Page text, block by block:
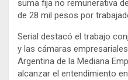
suma fija no remunerativa
de 28 mil pesos por
Serial destacó el trabajo
y las cámaras
Argentina de la Mediana
alcanzar el entendimiento